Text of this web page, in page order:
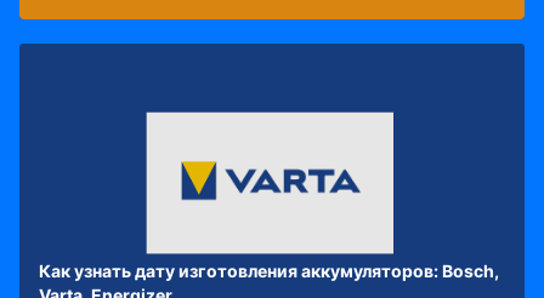
Как узнать дату изготовления аккумуляторов: Bosch,